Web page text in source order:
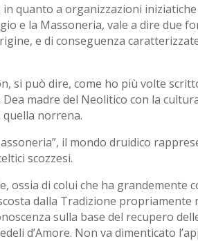
quanto a organizzazioni
e la Massoneria, vale a dire due
e di conseguenza
si può dire, come ho più volte
madre del Neolitico con la
quella norrena.
il mondo druidico
scozzesi.
ossia di colui che ha
dalla Tradizione propriamente
sulla base del recupero
d’Amore. Non va dimenticato